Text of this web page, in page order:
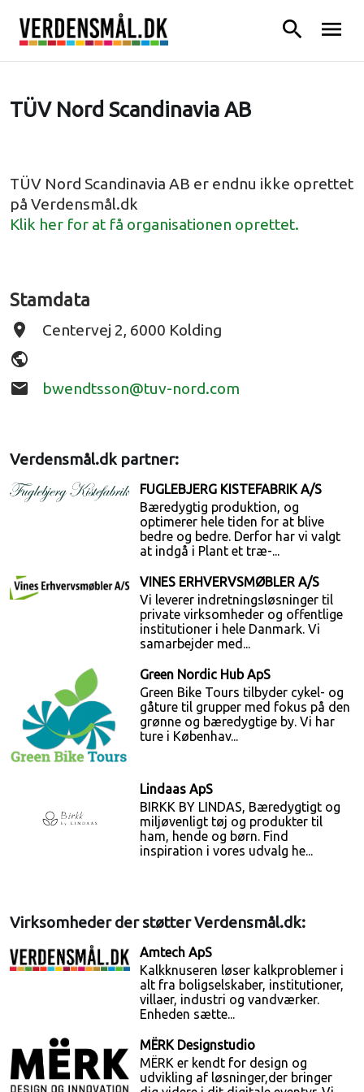
search menu
TÜV Nord Scandinavia AB
TÜV Nord Scandinavia AB er endnu ikke oprettet
på Verdensmål.dk
Klik her for at få organisationen oprettet.
Stamdata
place Centervej 2, 6000 Kolding
public
email
bwendtsson@tuv-nord.com
Verdensmål.dk partner:
FUGLEBJERG KISTEFABRIK A/S
Bæredygtig produktion, og
optimerer hele tiden for at blive
bedre og bedre. Derfor har vi valgt
at indgå i Plant et træ-...
VINES ERHVERVSMØBLER A/S
Vi leverer indretningsløsninger til
private virksomheder og offentlige
institutioner i hele Danmark. Vi
samarbejder med...
Green Nordic Hub ApS
Green Bike Tours tilbyder cykel- og
gåture til grupper med fokus på den
grønne og bæredygtige by. Vi har
ture i Københav...
Lindaas ApS
BIRKK BY LINDAS, Bæredygtigt og
miljøvenligt tøj og produkter til
ham, hende og børn. Find
inspiration i vores udvalg he...
Virksomheder der støtter Verdensmål.dk:
Amtech ApS
Kalkknuseren løser kalkproblemer i
alt fra boligselskaber, institutioner,
villaer, industri og vandværker.
Enheden sætte...
MËRK Designstudio
MËRK er kendt for design og
udvikling af løsninger,der bringer